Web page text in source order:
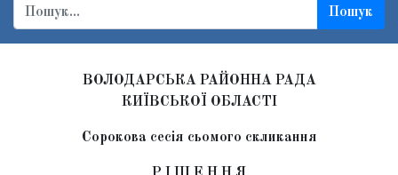
Пошук
ВОЛОДАРСЬКА РАЙОННА РАДА
КИЇВСЬКОЇ ОБЛАСТІ
Сорокова сесія сьомого скликання